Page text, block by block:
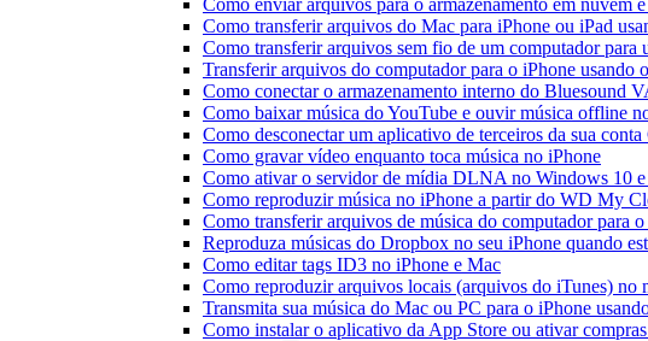
Como enviar arquivos para o armazenamento em nuvem
Como transferir arquivos do Mac para iPhone ou iPad
Como transferir arquivos sem fio de um computador
Transferir arquivos do computador para o iPhone usando
Como conectar o armazenamento interno do Bluesound
Como baixar música do YouTube e ouvir música offline
Como desconectar um aplicativo de terceiros da sua
Como gravar vídeo enquanto toca música no iPhone
Como ativar o servidor de mídia DLNA no Windows 10
Como reproduzir música no iPhone a partir do WD My
Como transferir arquivos de música do computador para
Reproduza músicas do Dropbox no seu iPhone quando
Como editar tags ID3 no iPhone e Mac
Como reproduzir arquivos locais (arquivos do iTunes) no
Transmita sua música do Mac ou PC para o iPhone
Como instalar o aplicativo da App Store ou ativar